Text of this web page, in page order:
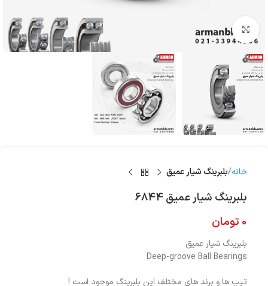
بزرگنمایی تصویر
خانه بلبرینگ شیار عمیق
بلبرینگ شیار عمیق 6844
0 تومان
بلبرینگ شیار عمیق
Deep-groove Ball Bearings
تیپ ها و برند های مختلف این بلبرینگ موجود است !